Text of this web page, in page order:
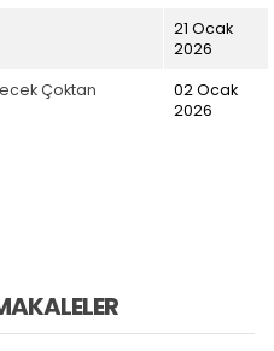
21 Ocak
2026
Çoktan
02 Ocak
2026